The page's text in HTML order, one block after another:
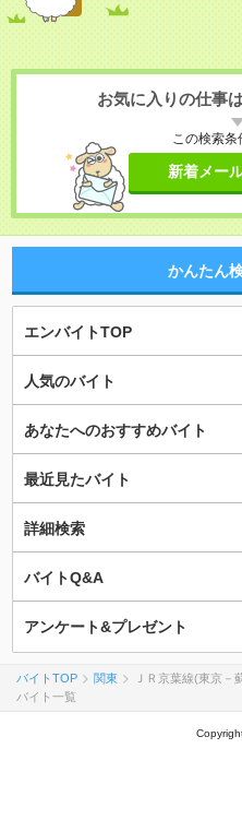
お気に入りの仕事
この検索条
新着メー
かんたん
エンバイトTOP
人気のバイト
あなたへのおすすめバイト
最近見たバイト
詳細検索
バイトQ&A
アンケート&プレゼント
バイトTOP 関東
ＪＲ京葉線(東京－
バイト一覧